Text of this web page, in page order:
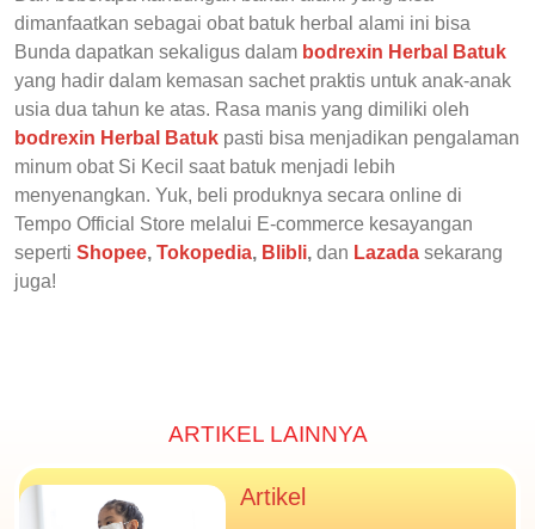
dimanfaatkan sebagai obat batuk herbal alami ini bisa
Bunda dapatkan sekaligus dalam bodrexin Herbal Batuk
yang hadir dalam kemasan sachet praktis untuk anak-anak
usia dua tahun ke atas. Rasa manis yang dimiliki oleh
bodrexin Herbal Batuk pasti bisa menjadikan pengalaman
minum obat Si Kecil saat batuk menjadi lebih
menyenangkan. Yuk, beli produknya secara online di
Tempo Official Store melalui E-commerce kesayangan
seperti Shopee, Tokopedia, Blibli, dan Lazada sekarang
juga!
ARTIKEL LAINNYA
Artikel